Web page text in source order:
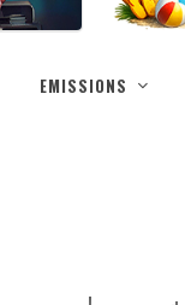
EMISSIONS